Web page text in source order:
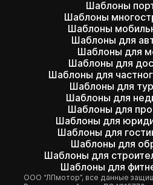
Шаблоны
Шаблоны
Шаблоны
Шаблоны для
Шаблоны для
Шаблоны для
Шаблоны для
Шаблоны для
Шаблоны для
Шаблоны для
Шаблоны для
Шаблоны для
Шаблоны для
Шаблоны для
Шаблоны для
ООО “ЛПмотор”, все данные